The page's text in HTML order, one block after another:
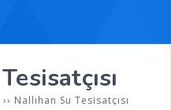
›› Nallıhan Su Tesisatçısı